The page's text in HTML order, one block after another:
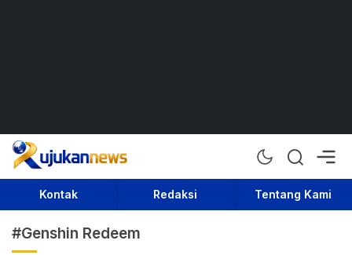
Rujukan News
Satu Rujukan Sejuta Informasi
Kontak Redaksi Tentang Kami
#Genshin Redeem